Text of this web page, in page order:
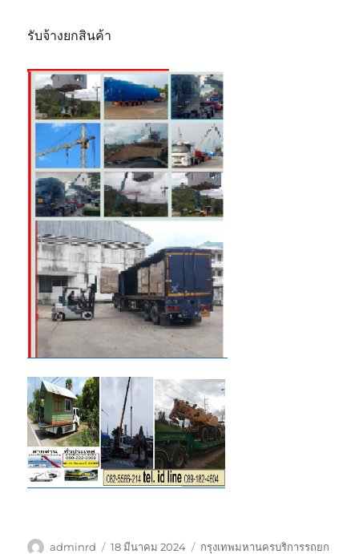
รับจ้างยกสินค้า
ผู้
adminrd
เขียน
18 มีนาคม 2024
ป้าย
กรุงเทพมหานครบริการรถยก